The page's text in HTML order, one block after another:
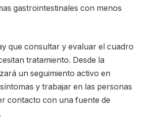
gastrointestinales con menos
que consultar y evaluar el cuadro
tratamiento. Desde la
un seguimiento activo en
y trabajar en las personas
contacto con una fuente de